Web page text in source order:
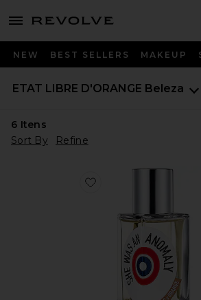
menu - shows more content
NEW BEST SELLERS MAKEUP
ETAT LIBRE D'ORANGE Beleza
6 Itens
Sort By
Refine
Favorite She Was An